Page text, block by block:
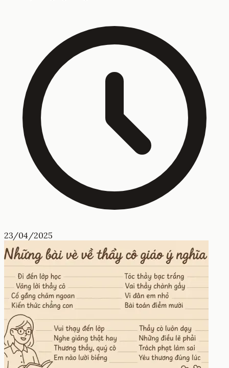
23/04/2025